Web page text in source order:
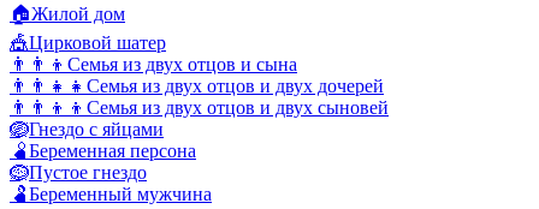
🏠Жилой дом
🎪Цирковой шатер
👨‍👨‍👦 Семья из двух отцов и сына
👨‍👨‍👧‍👧 Семья из двух отцов и двух дочерей
👨‍👨‍👦‍👦 Семья из двух отцов и двух сыновей
🪺Гнездо с яйцами
🫄Беременная персона
🪹Пустое гнездо
🫃Беременный мужчина